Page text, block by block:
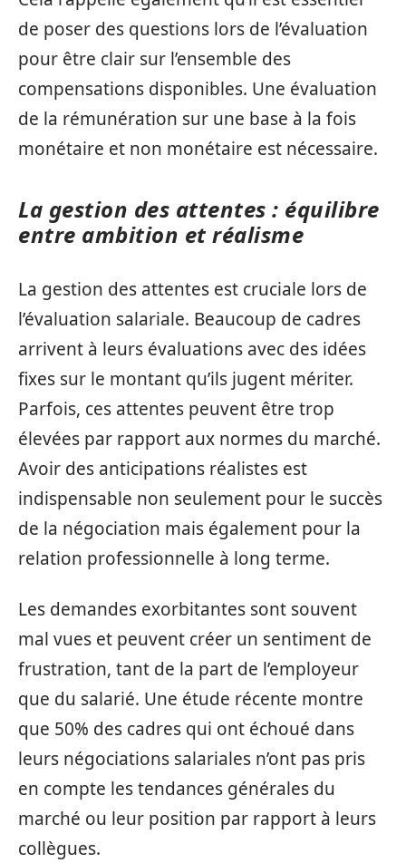
de poser des questions lors de l’évaluation
pour être clair sur l’ensemble des
compensations disponibles. Une évaluation
de la rémunération sur une base à la fois
monétaire et non monétaire est nécessaire.
La gestion des attentes : équilibre
entre ambition et réalisme
La gestion des attentes est cruciale lors de
l’évaluation salariale. Beaucoup de cadres
arrivent à leurs évaluations avec des idées
fixes sur le montant qu’ils jugent mériter.
Parfois, ces attentes peuvent être trop
élevées par rapport aux normes du marché.
Avoir des anticipations réalistes est
indispensable non seulement pour le succès
de la négociation mais également pour la
relation professionnelle à long terme.
Les demandes exorbitantes sont souvent
mal vues et peuvent créer un sentiment de
frustration, tant de la part de l’employeur
que du salarié. Une étude récente montre
que 50% des cadres qui ont échoué dans
leurs négociations salariales n’ont pas pris
en compte les tendances générales du
marché ou leur position par rapport à leurs
collègues.